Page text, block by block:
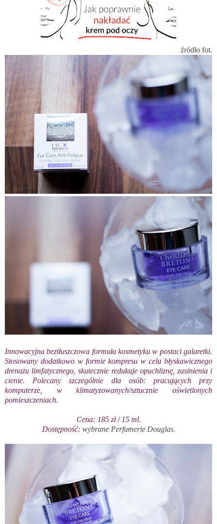
źródło fot.
Innowacyjna beztłuszczowa formuła kosmetyku w postaci galaretki.
Stosowany dodatkowo w formie kompresu w celu błyskawicznego
drenażu limfatycznego, skutecznie redukuje opuchliznę, zasinienia i
cienie. Polecany szczególnie dla osób: pracujących przy
komputerze, w klimatyzowanych/sztucznie oświetlonych
pomieszczeniach.
Cena: 185 zł / 15 ml.
Dostępność: wybrane Perfumerie Douglas.